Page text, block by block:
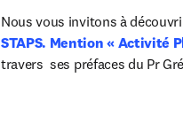
Nous vous invitons à
STAPS. Mention « Activité
travers  ses préfaces du Pr